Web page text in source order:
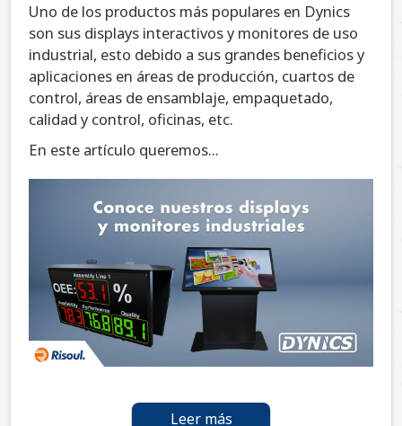
Uno de los productos más populares en Dynics
son sus displays interactivos y monitores de uso
industrial, esto debido a sus grandes beneficios y
aplicaciones en áreas de producción, cuartos de
control, áreas de ensamblaje, empaquetado,
calidad y control, oficinas, etc.
En este artículo queremos...
Leer más